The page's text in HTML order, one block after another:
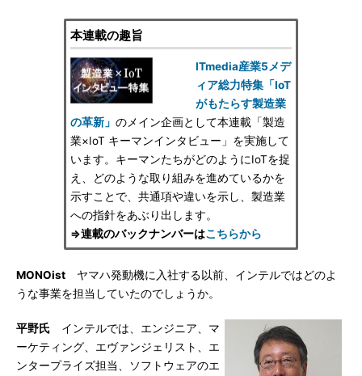
本連載の趣旨
ITmedia産業5メデ
ィア総力特集「IoT
がもたらす製造業
の革新」 のメイン企画として本連載「製造
業×IoT キーマンインタビュー」を実施して
います。キーマンたちがどのようにIoTを捉
え、どのような取り組みを進めているかを
示すことで、共通項や違いを示し、製造業
への指針をあぶり出します。
⇒連載のバックナンバーはこちらから
MONOist ヤマハ発動機に入社する以前、インテルではどのよ
うな事業を担当していたのでしょうか。
平野氏 インテルでは、エンジニア、マ
ーケティング、エヴァンジェリスト、エ
ンタープライズ担当、ソフトウェアのエ